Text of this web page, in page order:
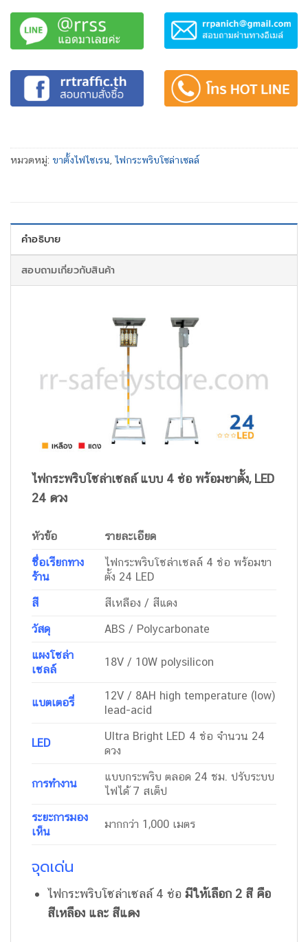
หมวดหมู่: ขาตั้งไฟไซเรน ไฟกระพริบโซล่าเซลล์
คำอธิบาย
สอบถามเกี่ยวกับสินค้า
ไฟกระพริบโซล่าเซลล์ แบบ 4 ช่อ พร้อมขาตั้ง, LED
24 ดวง
หัวข้อ
รายละเอียด
ชื่อเรียกทาง
ร้าน
ไฟกระพริบโซล่าเซลล์ 4 ช่อ พร้อมขา
ตั้ง 24 LED
สี
สีเหลือง / สีแดง
วัสดุ
ABS / Polycarbonate
แผงโซล่า
เซลล์
18V / 10W polysilicon
แบตเตอรี่
12V / 8AH high temperature (low)
lead-acid
LED
Ultra Bright LED 4 ช่อ จำนวน 24
ดวง
การทำงาน
แบบกระพริบ ตลอด 24 ชม. ปรับระบบ
ไฟได้ 7 สเต็ป
ระยะการมอง
เห็น
มากกว่า 1,000 เมตร
จุดเด่น
ไฟกระพริบโซล่าเซลล์ 4 ช่อมีให้เลือก 2 สี คือ
สีเหลือง และ สีแดง